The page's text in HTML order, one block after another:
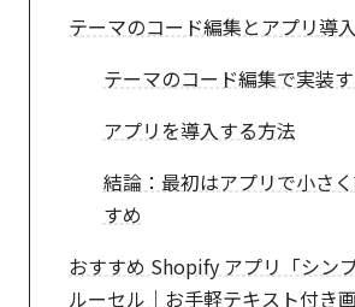
テーマのコード編集とアプリ導
テーマのコード編集で実装
アプリを導入する方法
結論：最初はアプリで小さ
すめ
おすすめ Shopify アプリ「シン
ルーセル｜お手軽テキスト付き